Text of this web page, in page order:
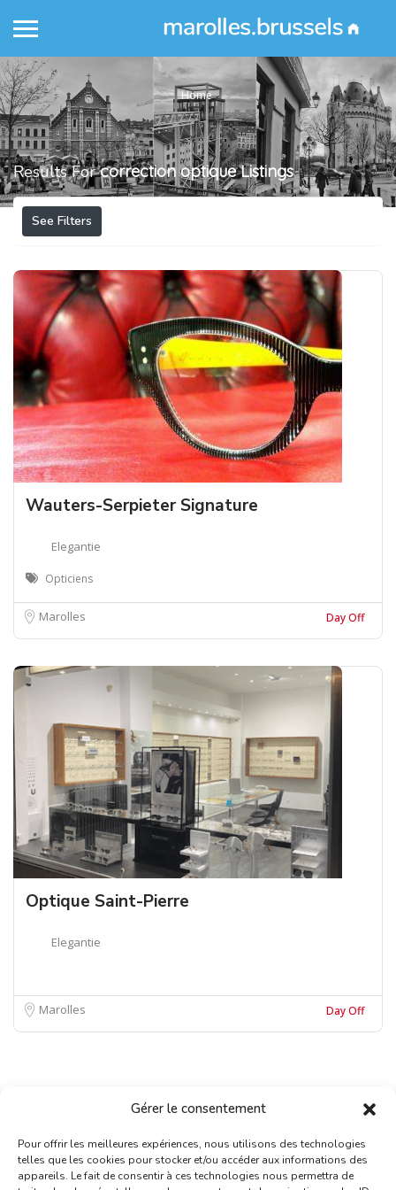
Gérer le consentement
Pour offrir les meilleures expériences, nous utilisons des technologies
telles que les cookies pour stocker et/ou accéder aux informations des
appareils. Le fait de consentir à ces technologies nous permettra de
Home
Results Forcorrection optique Listings
See Filters
Wauters-Serpieter Signature
Elegantie
Opticiens
Marolles Day Off
Optique Saint-Pierre
Elegantie
Marolles Day Off